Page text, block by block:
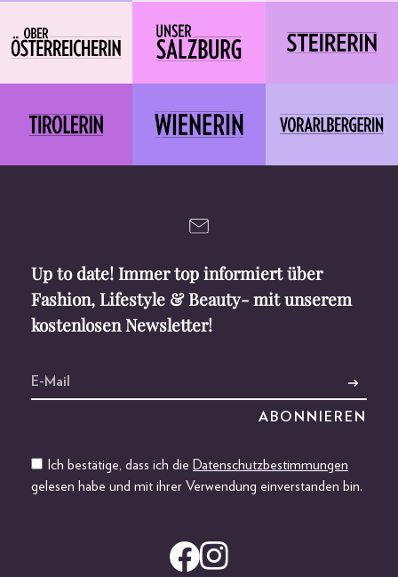
Up to date! Immer top informiert über
Fashion, Lifestyle & Beauty- mit unserem
kostenlosen Newsletter!
Ich bestätige, dass ich die Datenschutzbestimmungen
gelesen habe und mit ihrer Verwendung einverstanden bin.